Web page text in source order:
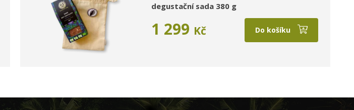
degustační sada 380 g
1 299 Kč Do košíku